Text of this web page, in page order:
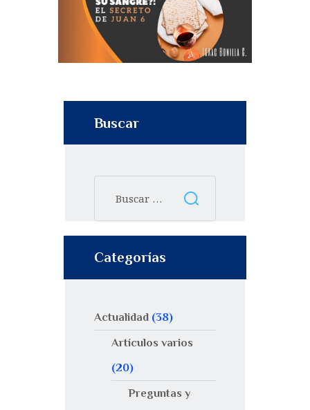
Buscar
Categorías
Actualidad (38)
Artículos varios
(20)
Preguntas y